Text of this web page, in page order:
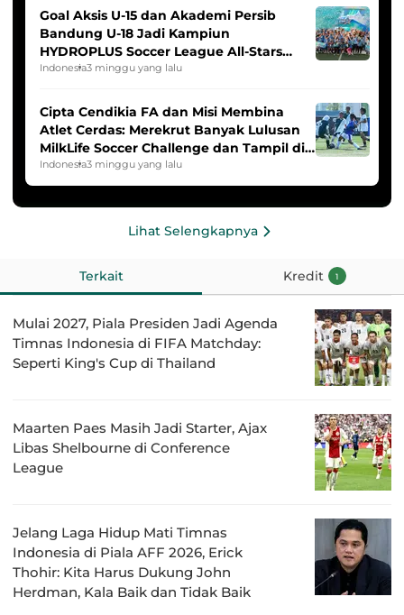
Goal Aksis U-15 dan Akademi Persib
Bandung U-18 Jadi Kampiun
HYDROPLUS Soccer League All-Stars
2025/2026
Indonesia3 minggu yang lalu
Cipta Cendikia FA dan Misi Membina
Atlet Cerdas: Merekrut Banyak Lulusan
MilkLife Soccer Challenge dan Tampil di
HYDROPLUS Soccer League
Indonesia3 minggu yang lalu
Lihat Selengkapnya
Terkait Kredit 1
Mulai 2027, Piala Presiden Jadi Agenda
Timnas Indonesia di FIFA Matchday:
Seperti King's Cup di Thailand
Maarten Paes Masih Jadi Starter, Ajax
Libas Shelbourne di Conference
League
Jelang Laga Hidup Mati Timnas
Indonesia di Piala AFF 2026, Erick
Thohir: Kita Harus Dukung John
Herdman, Kala Baik dan Tidak Baik